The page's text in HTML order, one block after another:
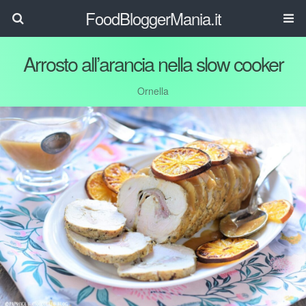
FoodBloggerMania.it
Arrosto all’arancia nella slow cooker
Ornella